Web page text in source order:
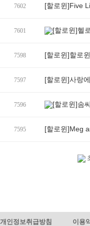
7602 [할로윈]Five
7601 [할로윈]헬
7598 [할로윈]할로
7597 [할로윈]사랑
7596 [할로윈]솜
7595 [할로윈]Meg
개인정보취급방침 이용